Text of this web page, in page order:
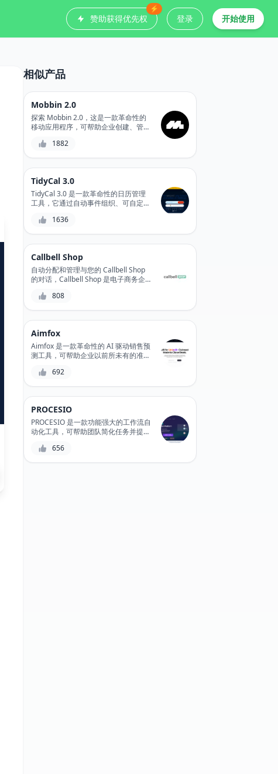
赞助获得优先权
⚡
登录 开始使用
相似产品
Mobbin 2.0
探索 Mobbin 2.0，这是一款革命性的
移动应用程序，可帮助企业创建、管理
参与。 1882
TidyCal 3.0
TidyCal 3.0 是一款革命性的日历管理
工具，它通过自动事件组织、可自定义
求。
1636
Callbell Shop
自动分配和管理与您的 Callbell Shop
的对话，Callbell Shop 是电子商务企
和销售工作流程。
808
Aimfox
Aimfox 是一款革命性的 AI 驱动销售预
测工具，可帮助企业以前所未有的准确
和数据驱动的洞察，Aimfox 可提供精
692
PROCESIO
PROCESIO 是一款功能强大的工作流自
动化工具，可帮助团队简化任务并提高
能，用户可以轻松创建自定义工作流、
656